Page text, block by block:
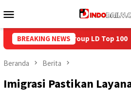
ke
Mobile
BREAKING NEWS
Isi Kemerdekaan dengan
Beranda Berita
Imigrasi Pastikan